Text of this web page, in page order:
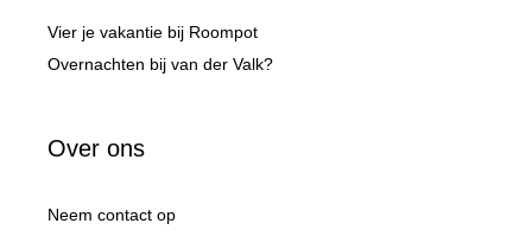
Vier je vakantie bij Roompot
Overnachten bij van der Valk?
Over ons
Neem contact op